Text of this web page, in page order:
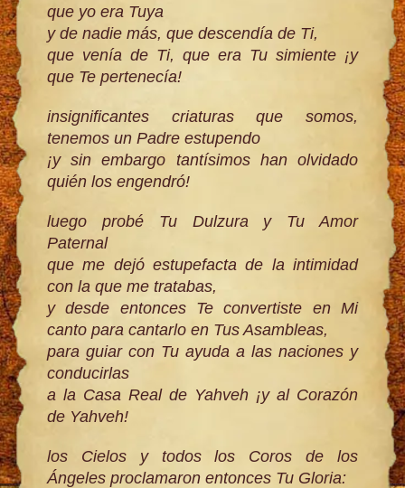
que yo era Tuya
y de nadie más, que descendía de Ti,
que venía de Ti, que era Tu simiente ¡y
que Te pertenecía!
insignificantes criaturas que somos,
tenemos un Padre estupendo
¡y sin embargo tantísimos han olvidado
quién los engendró!
luego probé Tu Dulzura y Tu Amor
Paternal
que me dejó estupefacta de la intimidad
con la que me tratabas,
y desde entonces Te convertiste en Mi
canto para cantarlo en Tus Asambleas,
para guiar con Tu ayuda a las naciones y
conducirlas
a la Casa Real de Yahveh ¡y al Corazón
de Yahveh!
los Cielos y todos los Coros de los
Ángeles proclamaron entonces Tu Gloria: